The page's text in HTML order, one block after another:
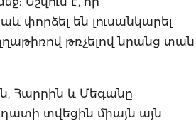
փորձել են լուսանկարել
թռչելով նրանց տան
Հարրին և Մեգանը
տվեցին միայն այն